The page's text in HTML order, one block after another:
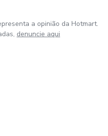
a opinião da Hotmart.
denuncie aqui